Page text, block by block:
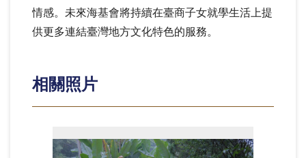
情感。未來海基會將持續在臺商子女就學生活上提
供更多連結臺灣地方文化特色的服務。
相關照片